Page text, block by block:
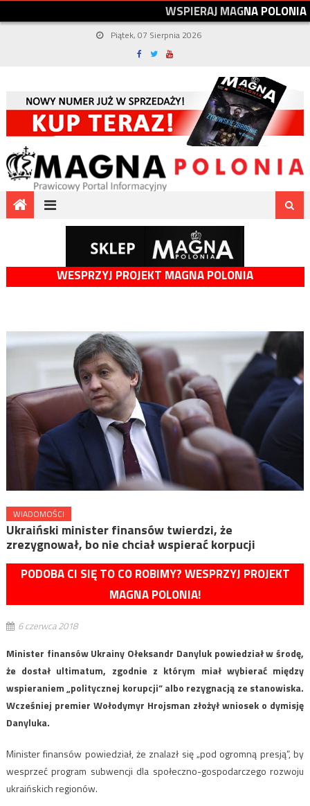
WSPIERAJMAGNAPOLONIA
Piątek, 07 Sierpnia 2026
WESPRZYJ PROJEKT MAGNA POLONIA
WIADOMOŚCI
Ukraiński minister finansów twierdzi, że
zrezygnował, bo nie chciał wspierać korpucji
PODOBA CI SIĘ TO CO ROBIMY? WESPRZYJ PROJEKT
MAGNA POLONIA!
6 czerwca 2018
Minister finansów Ukrainy Ołeksandr Danyluk powiedział w środę,
że dostał ultimatum, zgodnie z którym miał wybierać między
wspieraniem „politycznej korupcji” albo rezygnacją ze stanowiska.
Wcześniej premier Wołodymyr Hrojsman złożył wniosek o dymisję
Danyluka.
Minister finansów powiedział, że znalazł się „pod ogromną presją”, by
wesprzeć program subwencji dla społeczno-gospodarczego rozwoju
ukraińskich regionów.